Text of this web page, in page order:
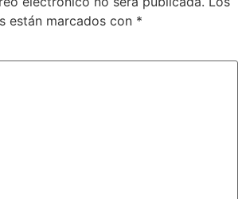
están marcados con *